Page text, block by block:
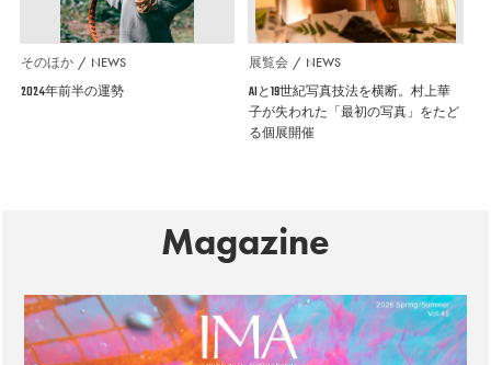
そのほか NEWS
2024年前半の運勢
展覧会 NEWS
AIと19世紀写真技法を横断。村上華
子が失われた「最初の写真」をたど
る個展開催
Magazine